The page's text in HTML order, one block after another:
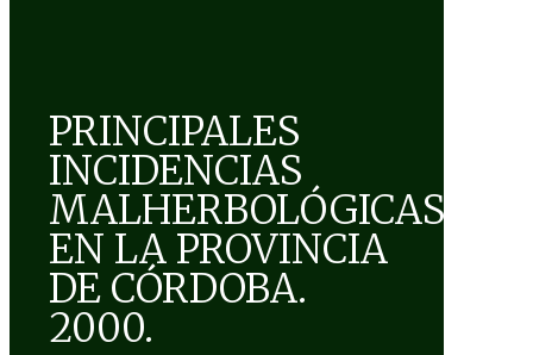
PRINCIPALES
INCIDENCIAS
MALHERBOLÓGICAS
EN LA PROVINCIA
DE CÓRDOBA.
2000.